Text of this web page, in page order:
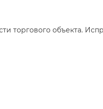
торгового объекта.